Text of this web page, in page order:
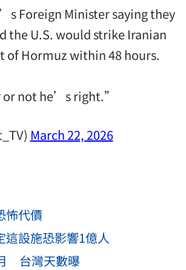
Foreign Minister saying they
the U.S. would strike Iranian
Hormuz within 48 hours.
not he’s right.”
March 22, 2026
怖代價
設施恐影響1億人
台灣天數曝